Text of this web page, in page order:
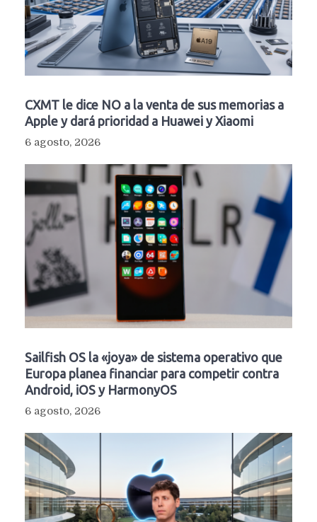
CXMT le dice NO a la venta de sus memorias a
Apple y dará prioridad a Huawei y Xiaomi
6 agosto, 2026
Sailfish OS la «joya» de sistema operativo que
Europa planea financiar para competir contra
Android, iOS y HarmonyOS
6 agosto, 2026